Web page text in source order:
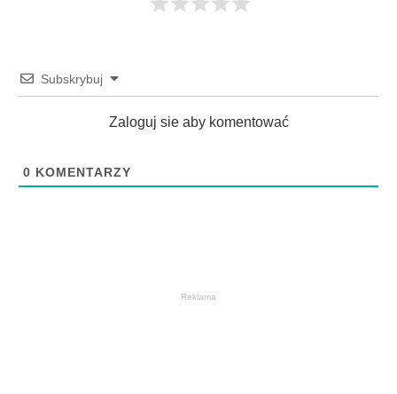
Subskrybuj
Zaloguj sie aby komentować
0 KOMENTARZY
Reklama